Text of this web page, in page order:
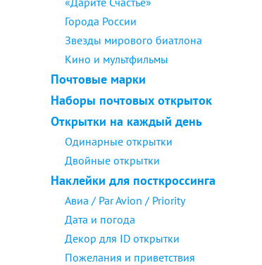
Города России
Звезды мирового биатлона
Кино и мультфильмы
Почтовые марки
Наборы почтовых открыток
Открытки на каждый день
Одинарные открытки
Двойные открытки
Наклейки для посткроссинга
Авиа / Par Avion / Priority
Дата и погода
Декор для ID открытки
Пожелания и приветствия